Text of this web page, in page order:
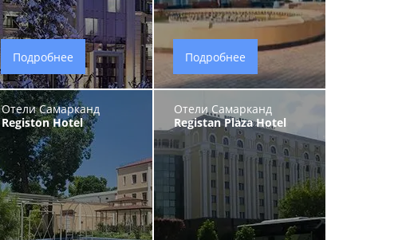
Подробнее Подробнее
Отели Самарканд
Registon Hotel
Отели Самарканд
Registan Plaza Hotel